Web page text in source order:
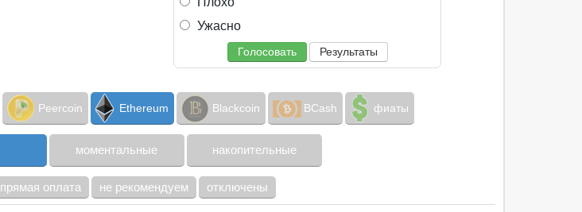
Ужасно
Голосовать Результаты
Peercoin Ethereum Blackcoin BCash фиаты
моментальные накопительные
прямая оплата не рекомендуем отключены